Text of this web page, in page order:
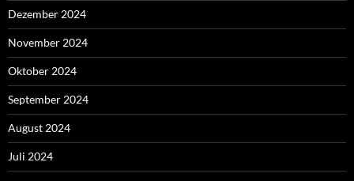
Dezember 2024
November 2024
Oktober 2024
September 2024
August 2024
Juli 2024